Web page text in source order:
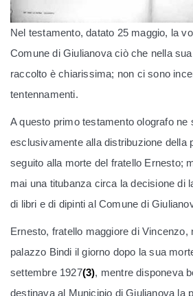
Nel testamento, datato 25 maggio, la
Comune di Giulianova ciò che nella
raccolto è chiarissima; non ci sono
tentennamenti.
A questo primo testamento olografo ne
esclusivamente alla distribuzione della
seguito alla morte del fratello Ernesto;
mai una titubanza circa la decisione di
di libri e di dipinti al Comune di
Ernesto, fratello maggiore di Vincenzo,
palazzo Bindi il giorno dopo la sua
settembre 1927(3), mentre disponeva
destinava al Municipio di Giulianova la